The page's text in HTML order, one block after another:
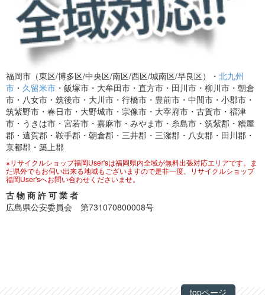
福岡市（東区/博多区/中央区/南区/西区/城南区/早良区）・ 北九州
市 ・ 久留米市 ・飯塚市・大牟田市・直方市・田川市・柳川市・朝倉
市・八女市・筑後市・大川市・行橋市・豊前市・中間市・小郡市・
筑紫野市・春日市・大野城市・宗像市・大宰府市・古賀市・福津
市・うきは市・宮若市・嘉麻市・みやま市・糸島市・筑紫郡・糟屋
郡・遠賀郡・鞍手郡・朝倉郡・三井郡・三潴郡・八女郡・田川郡・
京都郡・築上郡
※リサイクルショップ福岡User'sは福岡県内全域が無料出張対応エリアです。ま
た県外でもお伺い出来る地域もございますので是非一度、リサイクルショップ
福岡User'sへお問い合わせくださいませ。
古 物 商 許 可 業 者
広島県公安委員会 第731070800008号
topページ